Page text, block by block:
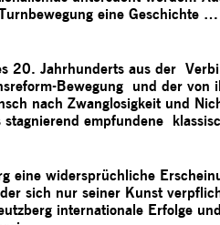
eine Geschichte …
20. Jahrhunderts aus der
Bewegung und der von
nach Zwanglosigkeit und
stagnierend empfundene
eine widersprüchliche
sich nur seiner Kunst
internationale Erfolge